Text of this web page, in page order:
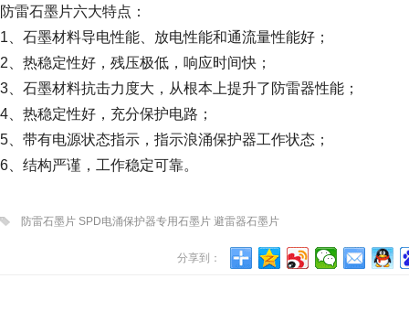
防雷石墨片六大特点：
1、石墨材料导电性能、放电性能和通流量性能好；
2、热稳定性好，残压极低，响应时间快；
3、石墨材料抗击力度大，从根本上提升了防雷器性能；
4、热稳定性好，充分保护电路；
5、带有电源状态指示，指示浪涌保护器工作状态；
6、结构严谨，工作稳定可靠。
防雷石墨片 SPD电涌保护器专用石墨片 避雷器石墨片
分享到：